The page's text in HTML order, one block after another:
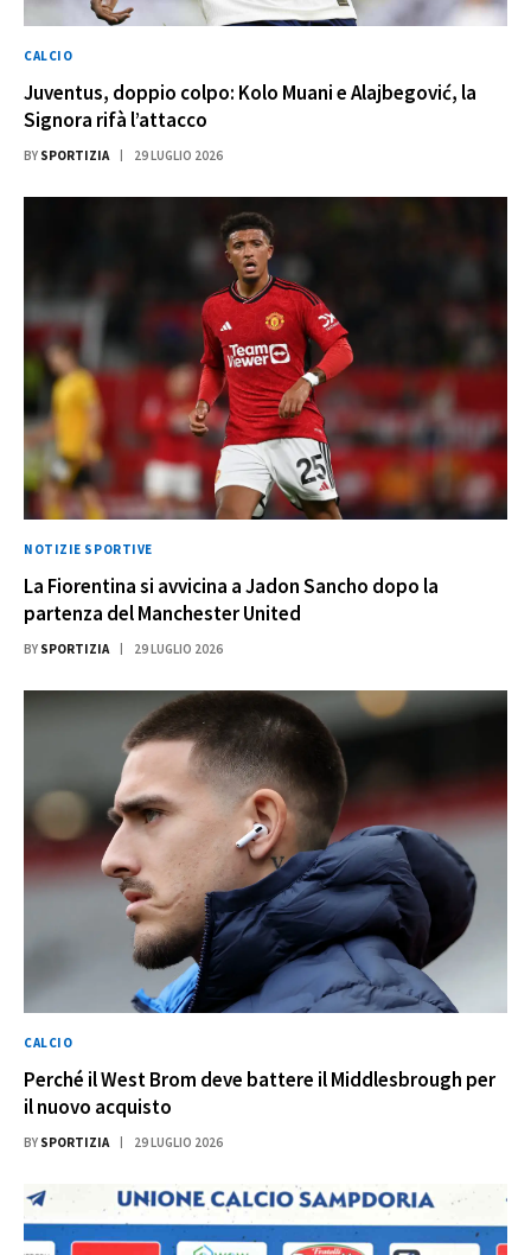
CALCIO
Juventus, doppio colpo: Kolo Muani e Alajbegović, la
Signora rifà l’attacco
BY SPORTIZIA 29 LUGLIO 2026
NOTIZIE SPORTIVE
La Fiorentina si avvicina a Jadon Sancho dopo la
partenza del Manchester United
BY SPORTIZIA 29 LUGLIO 2026
CALCIO
Perché il West Brom deve battere il Middlesbrough per
il nuovo acquisto
BY SPORTIZIA 29 LUGLIO 2026